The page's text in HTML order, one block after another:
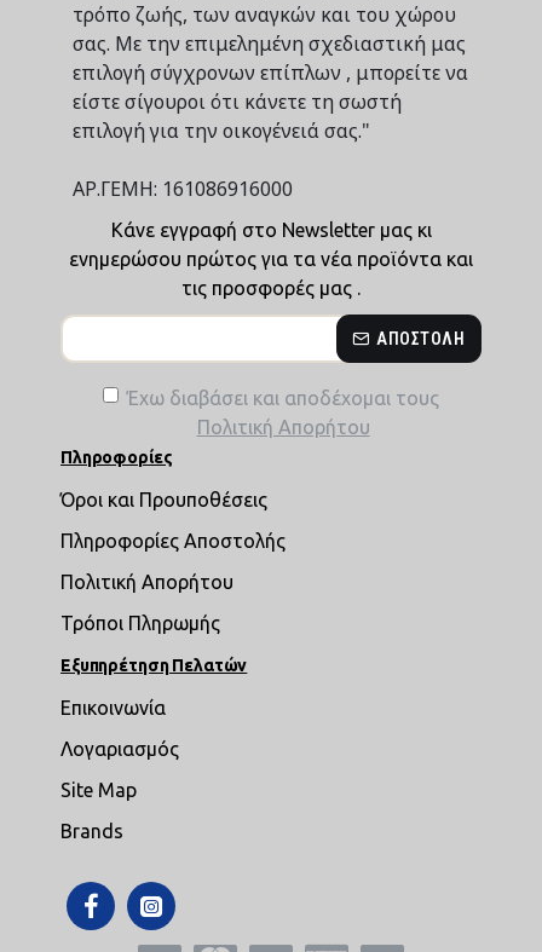
τρόπο ζωής, των αναγκών και του χώρου
σας. Με την επιμελημένη σχεδιαστική μας
επιλογή σύγχρονων επίπλων , μπορείτε να
είστε σίγουροι ότι κάνετε τη σωστή
επιλογή για την οικογένειά σας."
ΑΡ.ΓΕΜΗ: 161086916000
Κάνε εγγραφή στο Newsletter μας κι
ενημερώσου πρώτος για τα νέα προϊόντα και
τις προσφορές μας .
ΑΠΟΣΤΟΛΉ
Έχω διαβάσει και αποδέχομαι τους
Πολιτική Απορήτου
Πληροφορίες
Όροι και Προυποθέσεις
Πληροφορίες Αποστολής
Πολιτική Απορήτου
Τρόποι Πληρωμής
Εξυπηρέτηση Πελατών
Επικοινωνία
Λογαριασμός
Site Map
Brands